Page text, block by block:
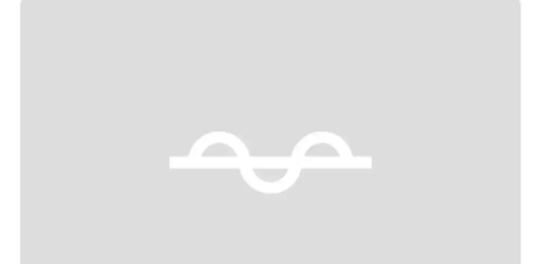
Previous slide